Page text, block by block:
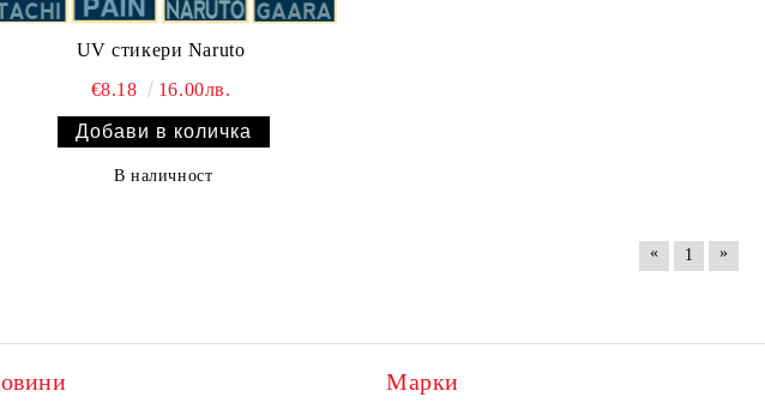
UV стикери Naruto
€8.18
16.00лв.
В наличност
« 1 »
Марки